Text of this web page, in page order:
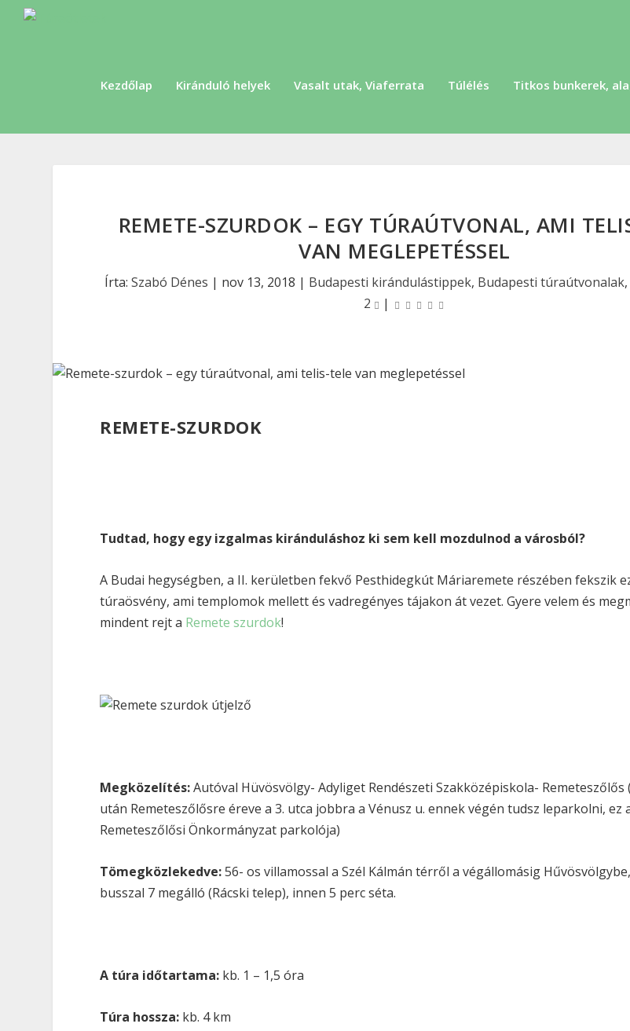
Kezdőlap Kiránduló helyek Vasalt utak, Viaferrata Túlélés Titkos bunkerek,
REMETE-SZURDOK – EGY TÚRAÚTVONAL, AMI
VAN MEGLEPETÉSSEL
Írta: Szabó Dénes | nov 13, 2018 | Budapesti kirándulástippek, Budapesti túraútvonalak,
2
|
REMETE-SZURDOK
Tudtad, hogy egy izgalmas kiránduláshoz ki sem kell mozdulnod a városból?
A Budai hegységben, a II. kerületben fekvő Pesthidegkút Máriaremete részében fekszik
túraösvény, ami templomok mellett és vadregényes tájakon át vezet. Gyere velem és
mindent rejt a Remete szurdok!
Megközelítés:Autóval Hüvösvölgy- Adyliget Rendészeti Szakközépiskola- Remeteszőlős
után Remeteszőlősre éreve a 3. utca jobbra a Vénusz u. ennek végén tudsz leparkolni, ez
Remeteszőlősi Önkormányzat parkolója)
Tömegközlekedve:56- os villamossal a Szél Kálmán térről a végállomásig
busszal 7 megálló (Rácski telep), innen 5 perc séta.
A túra időtartama: kb. 1 – 1,5 óra
Túra hossza: kb. 4 km